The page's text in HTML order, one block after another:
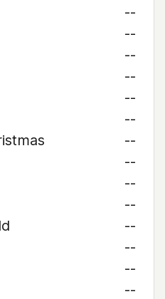
--
--
--
--
--
--
--
--
--
--
--
--
--
--